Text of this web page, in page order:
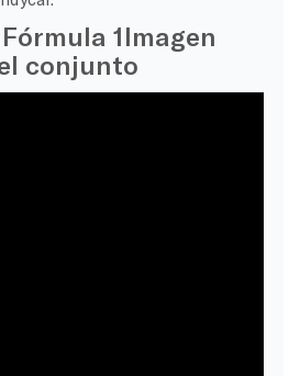
1Imagen
conjunto